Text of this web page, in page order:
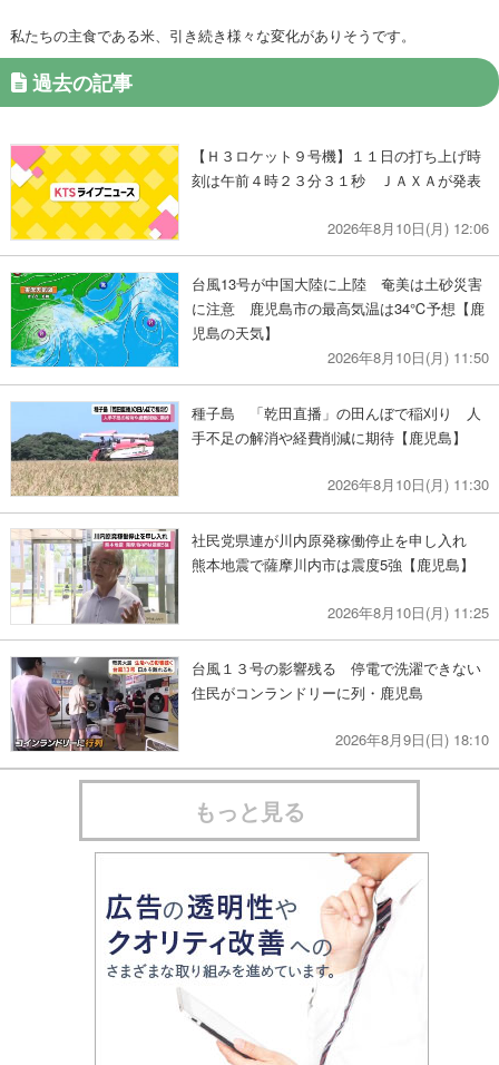
私たちの主食である米、引き続き様々な変化がありそうです。
過去の記事
【Ｈ３ロケット９号機】１１日の打ち上げ時
刻は午前４時２３分３１秒 ＪＡＸＡが発表
2026年8月10日(月) 12:06
台風13号が中国大陸に上陸 奄美は土砂災害
に注意 鹿児島市の最高気温は34℃予想【鹿
児島の天気】
2026年8月10日(月) 11:50
種子島 「乾田直播」の田んぼで稲刈り 人
手不足の解消や経費削減に期待【鹿児島】
2026年8月10日(月) 11:30
社民党県連が川内原発稼働停止を申し入れ
熊本地震で薩摩川内市は震度5強【鹿児島】
2026年8月10日(月) 11:25
台風１３号の影響残る 停電で洗濯できない
住民がコンランドリーに列・鹿児島
2026年8月9日(日) 18:10
もっと見る